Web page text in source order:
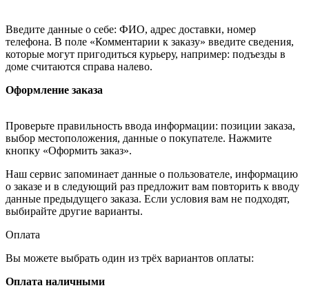
Введите данные о себе: ФИО, адрес доставки, номер
телефона. В поле «Комментарии к заказу» введите сведения,
которые могут пригодиться курьеру, например: подъезды в
доме считаются справа налево.
Оформление заказа
Проверьте правильность ввода информации: позиции заказа,
выбор местоположения, данные о покупателе. Нажмите
кнопку «Оформить заказ».
Наш сервис запоминает данные о пользователе, информацию
о заказе и в следующий раз предложит вам повторить к вводу
данные предыдущего заказа. Если условия вам не подходят,
выбирайте другие варианты.
Оплата
Вы можете выбрать один из трёх вариантов оплаты:
Оплата наличными